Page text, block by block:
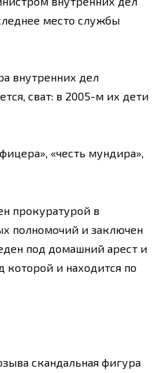
место службы
внутренних дел
сват: в 2005-м их дети
«честь мундира»,
прокуратурой в
полномочий и заключен
под домашний арест и
которой и находится по
скандальная фигура